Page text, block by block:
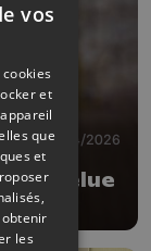
16/04/2026
réélue
vos
et
que
et
les